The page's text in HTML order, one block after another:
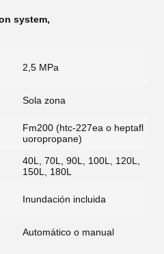
system,
2,5 MPa
Sola zona
Fm200 (htc-227ea o heptafl
uoropropane)
40L, 70L, 90L, 100L, 120L,
150L, 180L
Inundación incluida
Automático o manual